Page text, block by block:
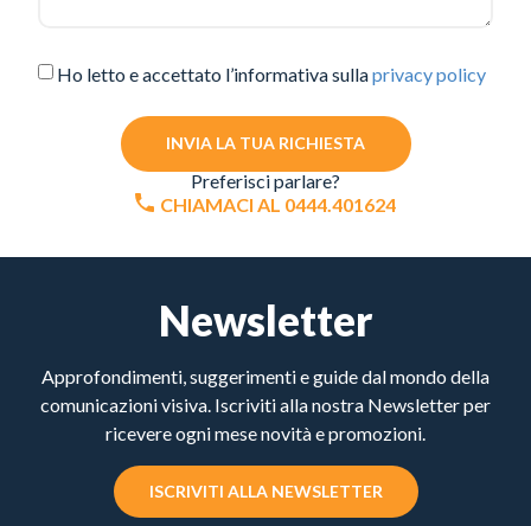
Ho letto e accettato l’informativa sullaprivacy policy
INVIA LA TUA RICHIESTA
Preferisci parlare?
CHIAMACI AL 0444.401624
Newsletter
Approfondimenti, suggerimenti e guide dal mondo della
comunicazioni visiva. Iscriviti alla nostra Newsletter per
ricevere ogni mese novità e promozioni.
ISCRIVITI ALLA NEWSLETTER